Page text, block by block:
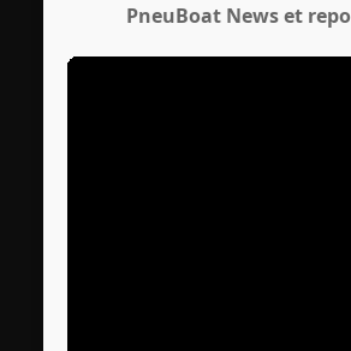
PneuBoat News et